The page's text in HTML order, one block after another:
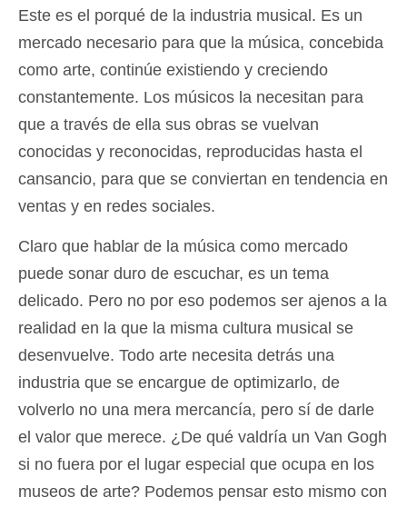
Este es el porqué de la industria musical. Es un
mercado necesario para que la música, concebida
como arte, continúe existiendo y creciendo
constantemente. Los músicos la necesitan para
que a través de ella sus obras se vuelvan
conocidas y reconocidas, reproducidas hasta el
cansancio, para que se conviertan en tendencia en
ventas y en redes sociales.
Claro que hablar de la música como mercado
puede sonar duro de escuchar, es un tema
delicado. Pero no por eso podemos ser ajenos a la
realidad en la que la misma cultura musical se
desenvuelve. Todo arte necesita detrás una
industria que se encargue de optimizarlo, de
volverlo no una mera mercancía, pero sí de darle
el valor que merece. ¿De qué valdría un Van Gogh
si no fuera por el lugar especial que ocupa en los
museos de arte? Podemos pensar esto mismo con